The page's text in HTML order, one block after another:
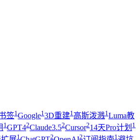
签1 Google1 3D重建1 高斯泼溅1 Luma教
1 GPT42Claude3.52Cursor214天Pro计划 1
1 2 2 1